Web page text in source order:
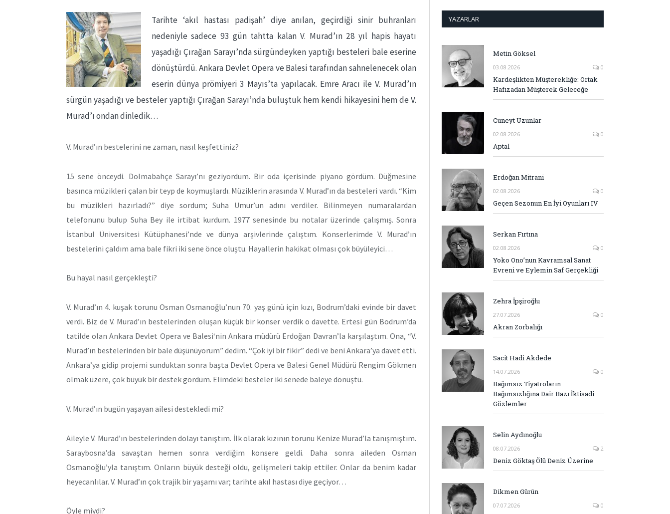
Tarihte ‘akıl hastası padişah’ diye anılan, geçirdiği sinir buhranları
nedeniyle sadece 93 gün tahtta kalan V. Murad’ın 28 yıl hapis hayatı
yaşadığı Çırağan Sarayı’nda sürgündeyken yaptığı besteleri bale eserine
dönüştürdü. Ankara Devlet Opera ve Balesi tarafından sahnelenecek olan
eserin dünya prömiyeri 3 Mayıs’ta yapılacak. Emre Aracı ile V. Murad’ın
sürgün yaşadığı ve besteler yaptığı Çırağan Sarayı’nda buluştuk hem kendi hikayesini hem de V.
Murad’ı ondan dinledik…
V. Murad’ın bestelerini ne zaman, nasıl keşfettiniz?
15 sene önceydi. Dolmabahçe Sarayı’nı geziyordum. Bir oda içerisinde piyano gördüm. Düğmesine
basınca müzikleri çalan bir teyp de koymuşlardı. Müziklerin arasında V. Murad’ın da besteleri vardı. “Kim
bu müzikleri hazırladı?” diye sordum; Suha Umur’un adını verdiler. Bilinmeyen numaralardan
telefonunu bulup Suha Bey ile irtibat kurdum. 1977 senesinde bu notalar üzerinde çalışmış. Sonra
İstanbul Üniversitesi Kütüphanesi’nde ve dünya arşivlerinde çalıştım. Konserlerimde V. Murad’ın
bestelerini çaldım ama bale fikri iki sene önce oluştu. Hayallerin hakikat olması çok büyüleyici…
Bu hayal nasıl gerçekleşti?
V. Murad’ın 4. kuşak torunu Osman Osmanoğlu’nun 70. yaş günü için kızı, Bodrum’daki evinde bir davet
verdi. Biz de V. Murad’ın bestelerinden oluşan küçük bir konser verdik o davette. Ertesi gün Bodrum’da
tatilde olan Ankara Devlet Opera ve Balesi‘nin Ankara müdürü Erdoğan Davran’la karşılaştım. Ona, “V.
Murad’ın bestelerinden bir bale düşünüyorum” dedim. “Çok iyi bir fikir” dedi ve beni Ankara’ya davet etti.
Ankara’ya gidip projemi sunduktan sonra başta Devlet Opera ve Balesi Genel Müdürü Rengim Gökmen
olmak üzere, çok büyük bir destek gördüm. Elimdeki besteler iki senede baleye dönüştü.
V. Murad’ın bugün yaşayan ailesi destekledi mi?
Aileyle V. Murad’ın bestelerinden dolayı tanıştım. İlk olarak kızının torunu Kenize Murad’la tanışmıştım.
Saraybosna’da savaştan hemen sonra verdiğim konsere geldi. Daha sonra aileden Osman
Osmanoğlu’yla tanıştım. Onların büyük desteği oldu, gelişmeleri takip ettiler. Onlar da benim kadar
heyecanlılar. V. Murad’ın çok trajik bir yaşamı var; tarihte akıl hastası diye geçiyor…
Öyle miydi?
YAZARLAR
Metin Göksel
03.08.2026 0
Kardeşlikten Müşterekliğe: Ortak
Hafızadan Müşterek Geleceğe
Cüneyt Uzunlar
02.08.2026 0
Aptal
Erdoğan Mitrani
02.08.2026 0
Geçen Sezonun En İyi Oyunları IV
Serkan Fırtına
02.08.2026 0
Yoko Ono’nun Kavramsal Sanat
Evreni ve Eylemin Saf Gerçekliği
Zehra İpşiroğlu
27.07.2026 0
Akran Zorbalığı
Sacit Hadi Akdede
14.07.2026 0
Bağımsız Tiyatroların
Bağımsızlığına Dair Bazı İktisadi
Gözlemler
Selin Aydınoğlu
08.07.2026 2
Deniz Göktaş Ölü Deniz Üzerine
Dikmen Gürün
07.07.2026 0